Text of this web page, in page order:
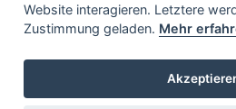
Website interagieren. Letztere
Zustimmung geladen. Mehr